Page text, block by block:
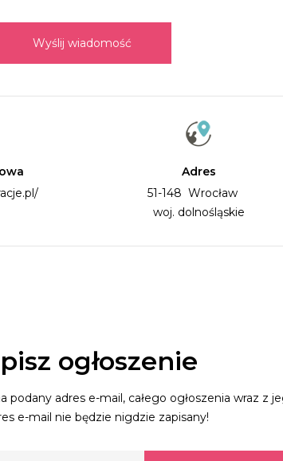
Wyślij wiadomość
Adres
51-148 Wrocław
woj. dolnośląskie
ogłoszenie
podany adres e-mail, całego ogłoszenia wraz z
e-mail nie będzie nigdzie zapisany!